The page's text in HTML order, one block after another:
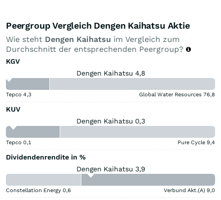
Peergroup Vergleich Dengen Kaihatsu Aktie
Wie steht Dengen Kaihatsu im Vergleich zum
Durchschnitt der entsprechenden Peergroup?
KGV
Dengen Kaihatsu 4,8
Tepco 4,3 Global Water Resources 76,8
KUV
Dengen Kaihatsu 0,3
Tepco 0,1 Pure Cycle 9,4
Dividendenrendite in %
Dengen Kaihatsu 3,9
Constellation Energy 0,6 Verbund Akt.(A) 9,0